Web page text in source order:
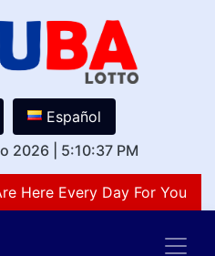
Español
2026
5:10:37 PM
Here Every Day For You